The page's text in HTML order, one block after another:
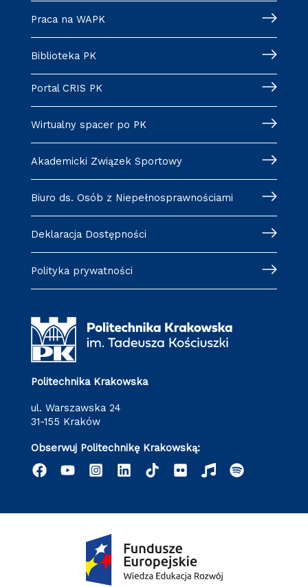
Praca na WAPK
Biblioteka PK
Portal CRIS PK
Wirtualny spacer po PK
Akademicki Związek Sportowy
Biuro ds. Osób z Niepełnosprawnościami
Deklaracja Dostępności
Polityka prywatności
Politechnika Krakowska
ul. Warszawska 24
31-155 Kraków
Obserwuj Politechnikę Krakowską: